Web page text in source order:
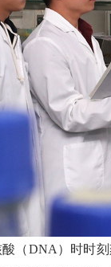
（DNA）时时